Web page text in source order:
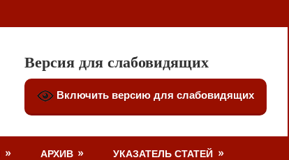
Версия для слабовидящих
Включить версию для слабовидящих
АРХИВ УКАЗАТЕЛЬ СТАТЕЙ